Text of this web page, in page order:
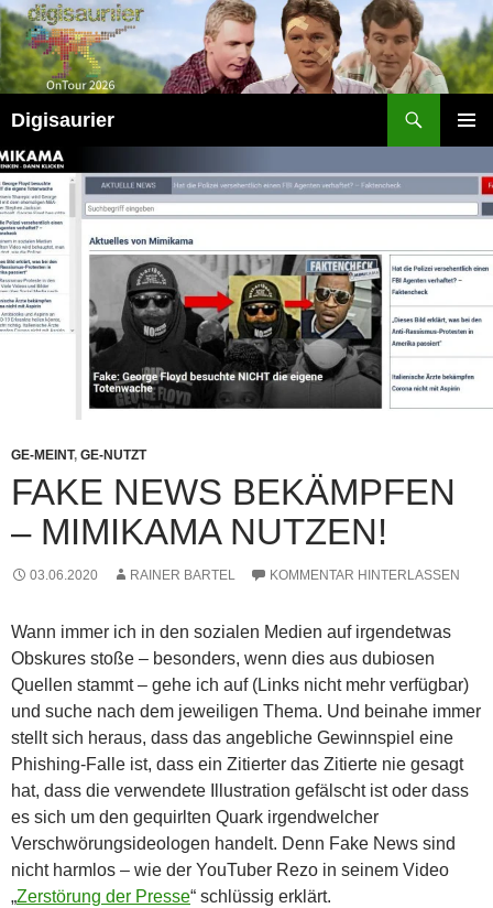
Zum
Inhalt
springen
Digisaurier
MENÜ
GE-MEINT, GE-NUTZT
FAKE NEWS BEKÄMPFEN
– MIMIKAMA NUTZEN!
03.06.2020 RAINER BARTEL KOMMENTAR HINTERLASSEN
Wann immer ich in den sozialen Medien auf irgendetwas
Obskures stoße – besonders, wenn dies aus dubiosen
Quellen stammt – gehe ich auf (Links nicht mehr verfügbar)
und suche nach dem jeweiligen Thema. Und beinahe immer
stellt sich heraus, dass das angebliche Gewinnspiel eine
Phishing-Falle ist, dass ein Zitierter das Zitierte nie gesagt
hat, dass die verwendete Illustration gefälscht ist oder dass
es sich um den gequirlten Quark irgendwelcher
Verschwörungsideologen handelt. Denn Fake News sind
nicht harmlos – wie der YouTuber Rezo in seinem Video
„Zerstörung der Presse“ schlüssig erklärt.